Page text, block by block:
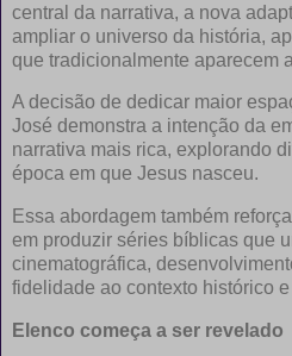
central da narrativa, a nova
ampliar o universo da história,
que tradicionalmente aparecem
A decisão de dedicar maior
José demonstra a intenção da
narrativa mais rica, explorando
época em que Jesus nasceu.
Essa abordagem também
em produzir séries bíblicas que
cinematográfica,
fidelidade ao contexto histórico
Elenco começa a ser revelado